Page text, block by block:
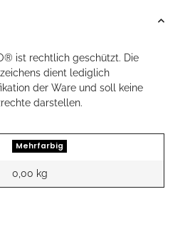
ist rechtlich geschützt. Die
dient lediglich
der Ware und soll keine
darstellen.
Mehrfarbig
0,00 kg